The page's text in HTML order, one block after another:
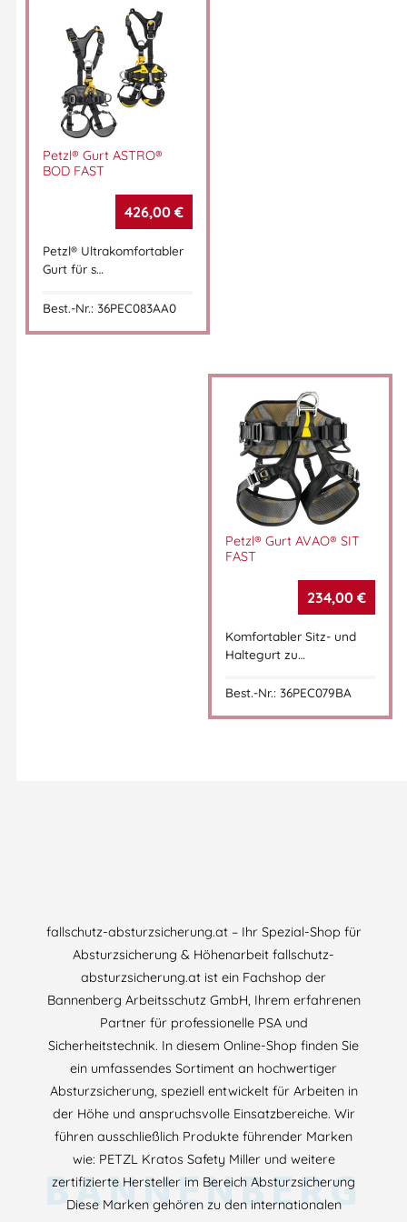
Petzl® Gurt ASTRO®
BOD FAST
426,00 €
Petzl® Ultrakomfortabler
Gurt für s…
Best.-Nr.: 36PEC083AA0
Petzl® Gurt AVAO® SIT
FAST
234,00 €
Komfortabler Sitz- und
Haltegurt zu…
Best.-Nr.: 36PEC079BA
fallschutz-absturzsicherung.at – Ihr Spezial-Shop für
Absturzsicherung & Höhenarbeit fallschutz-
absturzsicherung.at ist ein Fachshop der
Bannenberg Arbeitsschutz GmbH, Ihrem erfahrenen
Partner für professionelle PSA und
Sicherheitstechnik. In diesem Online-Shop finden Sie
ein umfassendes Sortiment an hochwertiger
Absturzsicherung, speziell entwickelt für Arbeiten in
der Höhe und anspruchsvolle Einsatzbereiche. Wir
führen ausschließlich Produkte führender Marken
wie: PETZL Kratos Safety Miller und weitere
zertifizierte Hersteller im Bereich Absturzsicherung
Diese Marken gehören zu den internationalen
BANNENBERG